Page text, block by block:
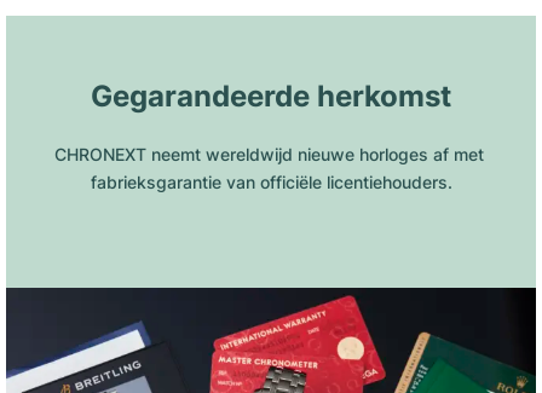
Gegarandeerde herkomst
CHRONEXT neemt wereldwijd nieuwe horloges af met
fabrieksgarantie van officiële licentiehouders.